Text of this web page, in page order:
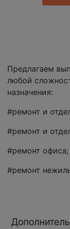
Предлагаем
любой
назначения:
#ремонт и
#ремонт и
#ремонт офиса;
#ремонт